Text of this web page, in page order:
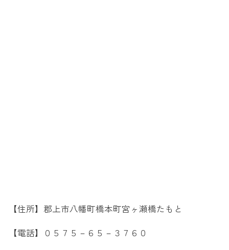
【住所】郡上市八幡町橋本町宮ヶ瀬橋たもと
【電話】０５７５－６５－３７６０